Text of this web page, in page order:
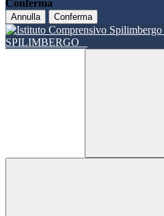
Conferma
Annulla Conferma
SPILIMBERGO